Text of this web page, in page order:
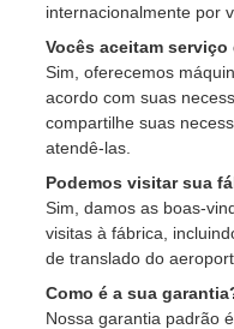
internacionalmente por
Vocês aceitam
Sim, oferecemos
acordo com suas
compartilhe suas
atendê-las.
Podemos visitar sua
Sim, damos as boas-
visitas à fábrica,
de translado do
Como é a sua
Nossa garantia padrão